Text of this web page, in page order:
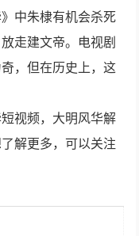
中朱棣有机会杀死
走建文帝。电视剧
，但在历史上，这
视频，大明风华解
解更多，可以关注